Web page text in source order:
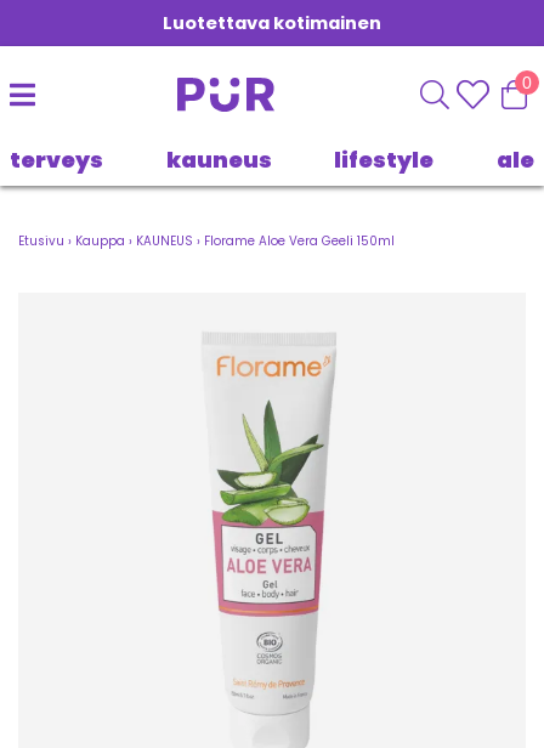
Luotettava kotimainen
0
terveys kauneus lifestyle ale
Etusivu › Kauppa › KAUNEUS › Florame Aloe Vera Geeli 150ml